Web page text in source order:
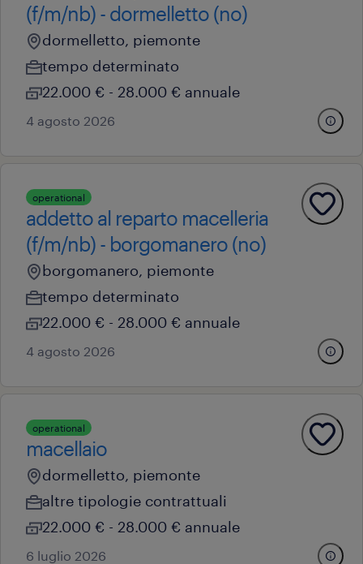
(f/m/nb) - dormelletto (no)
dormelletto, piemonte
tempo determinato
22.000 € - 28.000 € annuale
4 agosto 2026
operational
addetto al reparto macelleria
(f/m/nb) - borgomanero (no)
borgomanero, piemonte
tempo determinato
22.000 € - 28.000 € annuale
4 agosto 2026
operational
macellaio
dormelletto, piemonte
altre tipologie contrattuali
22.000 € - 28.000 € annuale
6 luglio 2026